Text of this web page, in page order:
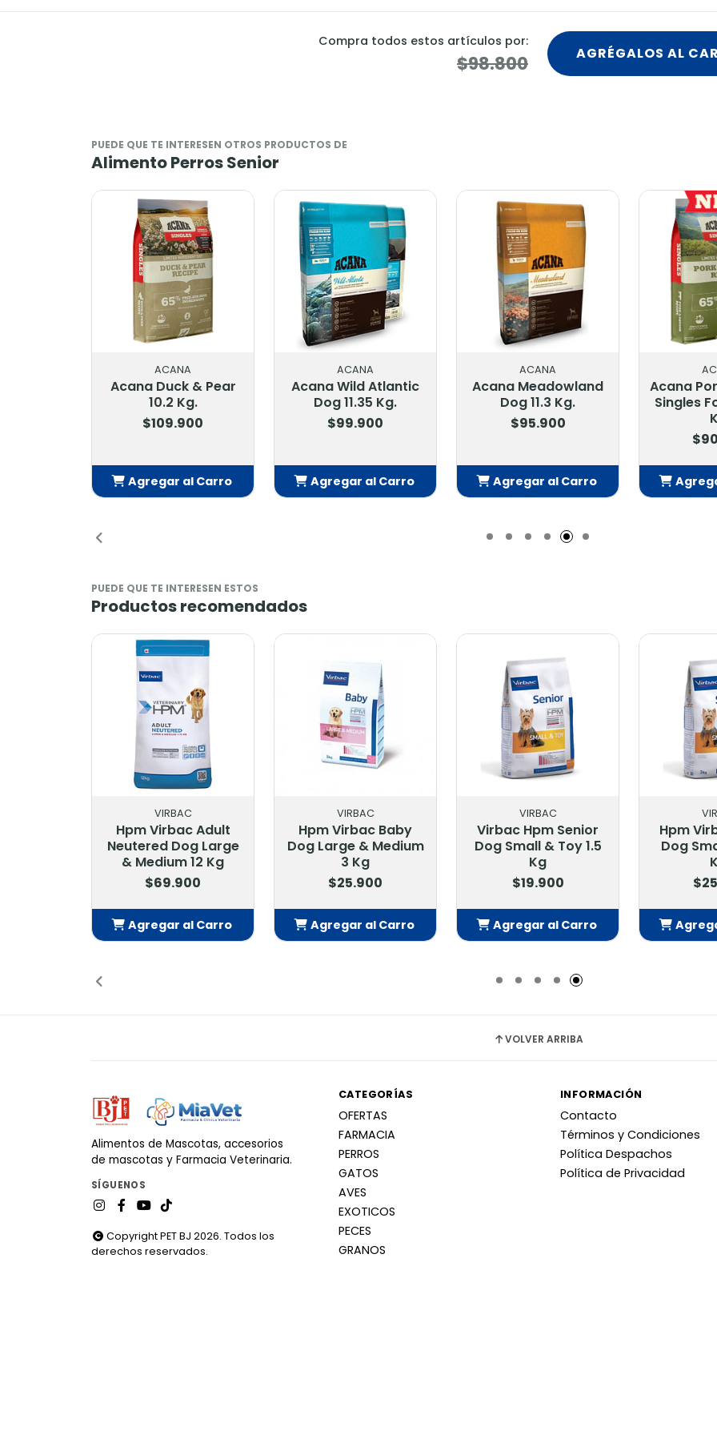
Compra todos estos artículos por:
$98.800 AGRÉGALOS AL
PUEDE QUE TE INTERESEN OTROS PRODUCTOS DE
Alimento Perros Senior
ACANA
Acana Wild Atlantic
Dog 11.35 Kg.
$99.900
Agregar al Carro
ACANA
Acana Meadowland
Dog 11.3 Kg.
$95.900
Agregar al Carro
ACANA
Acana Pork & Squash
Singles Formula 10.2
Kg.
Agregar al Carro
Senior
PUEDE QUE TE INTERESEN ESTOS
Productos recomendados
VIRBAC
Hpm Virbac Senior
Neutered Dog Large
& Medium 12 Kg
$70.900
Agregar al Carro
VIRBAC
Hpm Virbac Adult
Large & Medium 12
Kg Dog
$70.900
Agregar al Carro
VIRBAC
Hpm Virbac Junior
Dog Special Large 12
Kg.
$69.900
Agregar al Carro
Hpm
Large &
VOLVER ARRIBA
Alimentos de Mascotas, accesorios
de mascotas y Farmacia Veterinaria.
SÍGUENOS
Copyright PET BJ 2026. Todos los
derechos reservados.
CATEGORÍAS
OFERTAS
FARMACIA
PERROS
GATOS
AVES
EXOTICOS
PECES
GRANOS
INFORMACIÓN
Contacto
Términos y Condiciones
Política Despachos
Política de Privacidad